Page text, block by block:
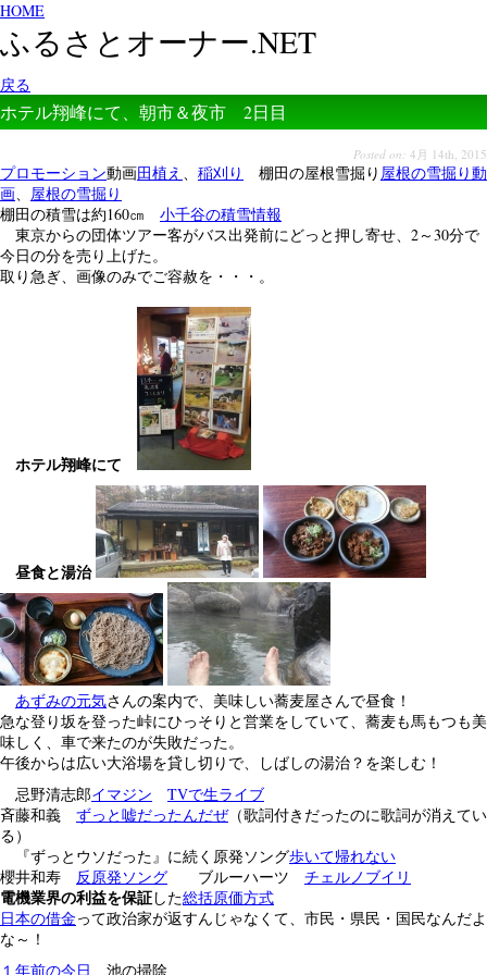
HOME
ふるさとオーナー.NET
戻る
ホテル翔峰にて、朝市＆夜市 2日目
Posted on: 4月 14th, 2015
プロモーション動画田植え 、 稲刈り 棚田の屋根雪掘り 屋根の雪掘り動
画、 屋根の雪掘り
棚田の積雪は約160㎝ 小千谷の積雪情報
東京からの団体ツアー客がバス出発前にどっと押し寄せ、2～30分で
今日の分を売り上げた。
取り急ぎ、画像のみでご容赦を・・・。
ホテル翔峰にて
昼食と湯治
あずみの元気さんの案内で、美味しい蕎麦屋さんで昼食！
急な登り坂を登った峠にひっそりと営業をしていて、蕎麦も馬もつも美
味しく、車で来たのが失敗だった。
午後からは広い大浴場を貸し切りで、しばしの湯治？を楽しむ！
忌野清志郎イマジン
TVで生ライブ
斉藤和義 ずっと嘘だったんだぜ（歌詞付きだったのに歌詞が消えてい
る）
『ずっとウソだった』に続く原発ソング歩いて帰れない
櫻井和寿 反原発ソング ブルーハーツ チェルノブイリ
電機業界の利益を保証した総括原価方式
日本の借金って政治家が返すんじゃなくて、市民・県民・国民なんだよ
な～！
１年前の今日
池の掃除